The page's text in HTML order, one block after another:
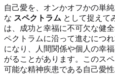
自己愛を、オンかオフかの単
な スペクトラム として捉えて
は、成功と幸福に不可欠な健
ペクトラムに沿って進むにつ
になり、人間関係や個人の幸
がることがあります。このス
可能な精神疾患である自己愛